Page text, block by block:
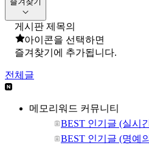
게시판 제목의
아이콘을 선택하면
즐겨찾기에 추가됩니다.
전체글
메모리워드 커뮤니티
BEST 인기글 (실시
BEST 인기글 (명예